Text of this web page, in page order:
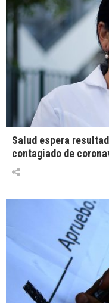
Salud espera
contagiado de